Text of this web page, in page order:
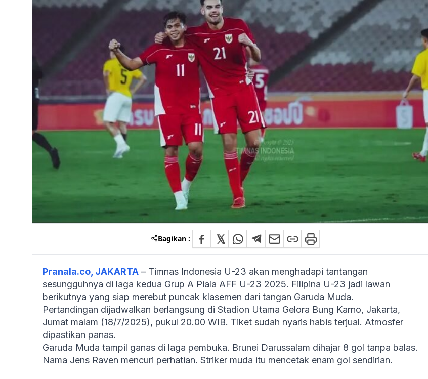
Bagikan :
Pranala.co, JAKARTA – Timnas Indonesia U-23 akan menghadapi tantangan
sesungguhnya di laga kedua Grup A Piala AFF U-23 2025. Filipina U-23 jadi lawan
berikutnya yang siap merebut puncak klasemen dari tangan Garuda Muda.
Pertandingan dijadwalkan berlangsung di Stadion Utama Gelora Bung Karno, Jakarta,
Jumat malam (18/7/2025), pukul 20.00 WIB. Tiket sudah nyaris habis terjual. Atmosfer
dipastikan panas.
Garuda Muda tampil ganas di laga pembuka. Brunei Darussalam dihajar 8 gol tanpa balas.
Nama Jens Raven mencuri perhatian. Striker muda itu mencetak enam gol sendirian.